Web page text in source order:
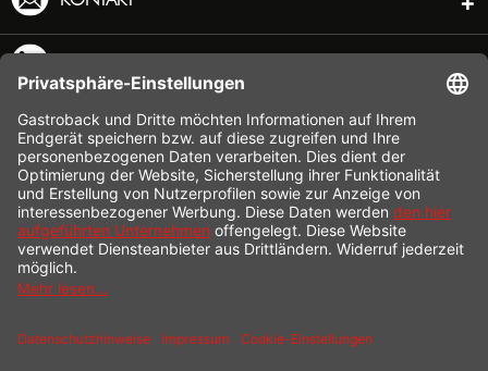
INFORMATION
SHOP SERVICE
VERSAND